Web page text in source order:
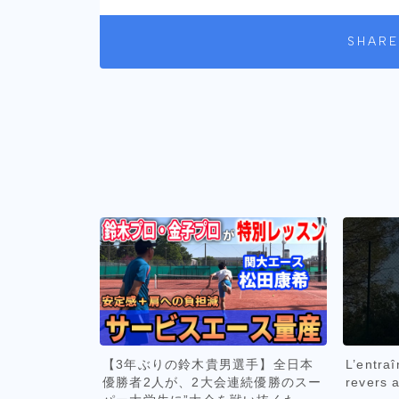
SHARE
【3年ぶりの鈴木貴男選手】全日本
優勝者2人が、2大会連続優勝のスー
revers